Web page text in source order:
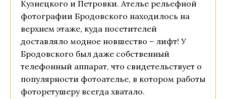
Кузнецкого и Петровки. Ателье рельефной
фотографии Бродовского находилось на
верхнем этаже, куда посетителей
доставляло модное новшество – лифт! У
Бродовского был даже собственный
телефонный аппарат, что свидетельствует о
популярности фотоателье, в котором работы
фоторетушеру всегда хватало.